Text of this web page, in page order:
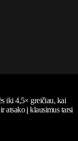
iki 4,5× greičiau, kai
atsako į klausimus tarsi